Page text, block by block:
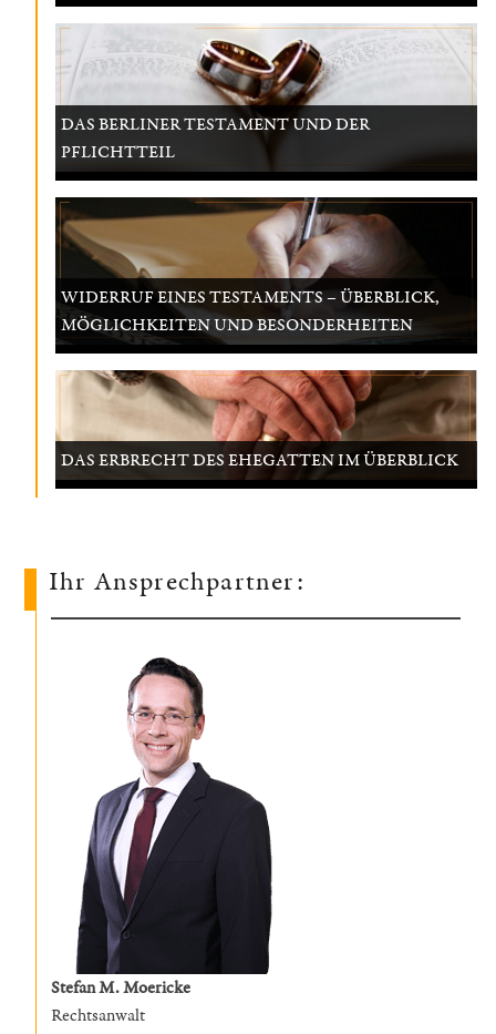
DAS BERLINER TESTAMENT UND DER
PFLICHTTEIL
WIDERRUF EINES TESTAMENTS – ÜBERBLICK,
MÖGLICHKEITEN UND BESONDERHEITEN
DAS ERBRECHT DES EHEGATTEN IM ÜBERBLICK
Ihr Ansprechpartner:
Stefan M. Moericke
Rechtsanwalt